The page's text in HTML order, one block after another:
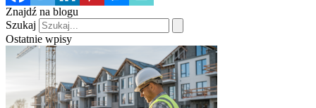
Znajdź na blogu
Szukaj
Ostatnie wpisy